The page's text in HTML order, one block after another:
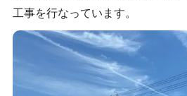
工事を行なっています。